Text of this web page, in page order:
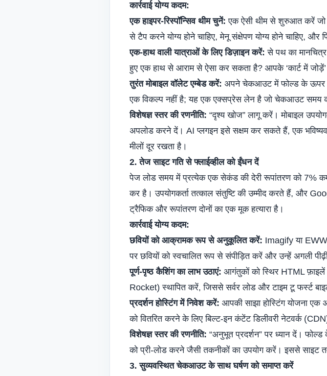
कार्रवाई योग्य कदम:
एक हाइपर-रिस्पॉन्सिव थीम चुनें: एक ऐसी थीम से शुरुआत करें जो
से टैप करने योग्य होने चाहिए, मेनू संक्षेपण योग्य होने चाहिए, और
एक-हाथ वाली यात्राओं के लिए डिज़ाइन करें: से पथ का
हुए एक हाथ से आराम से ऐसा कर सकता है? आपके ‘कार्ट में
तुरंत मोबाइल वॉलेट एम्बेड करें: अपने चेकआउट में फोल्ड के ऊपर
एक विकल्प नहीं है; यह एक एक्सप्रेस लेन है जो चेकआउट
विशेषज्ञ स्तर की रणनीति: “दृश्य खोज” लागू करें। मोबाइल
अपलोड करने दें। AI प्लगइन इसे सक्षम कर सकते हैं, एक
मीलों दूर रखता है।
2. तेज साइट गति से फ्लाईव्हील को ईंधन दें
पेज लोड समय में प्रत्येक एक सेकंड की देरी रूपांतरण को 7%
कर है। उपयोगकर्ता तत्काल संतुष्टि की उम्मीद करते हैं, और
ट्रैफिक और रूपांतरण दोनों का एक मूक हत्यारा है।
कार्रवाई योग्य कदम:
छवियों को आक्रामक रूप से अनुकूलित करें: Imagify या
पर छवियों को स्वचालित रूप से संपीड़ित करें और उन्हें अगली
पूर्ण-पृष्ठ कैशिंग का लाभ उठाएं: आगंतुकों को स्थिर HTML
Rocket) स्थापित करें, जिससे सर्वर लोड और टाइम टू फर्स्ट
प्रदर्शन होस्टिंग में निवेश करें: आपकी साझा होस्टिंग योजना एक
को वितरित करने के लिए बिल्ट-इन कंटेंट डिलीवरी नेटवर्क
विशेषज्ञ स्तर की रणनीति: “अनुभूत प्रदर्शन” पर ध्यान दें। फोल्ड
को प्री-लोड करने जैसी तकनीकों का उपयोग करें। इससे साइट
3. सुव्यवस्थित चेकआउट के साथ घर्षण को समाप्त करें